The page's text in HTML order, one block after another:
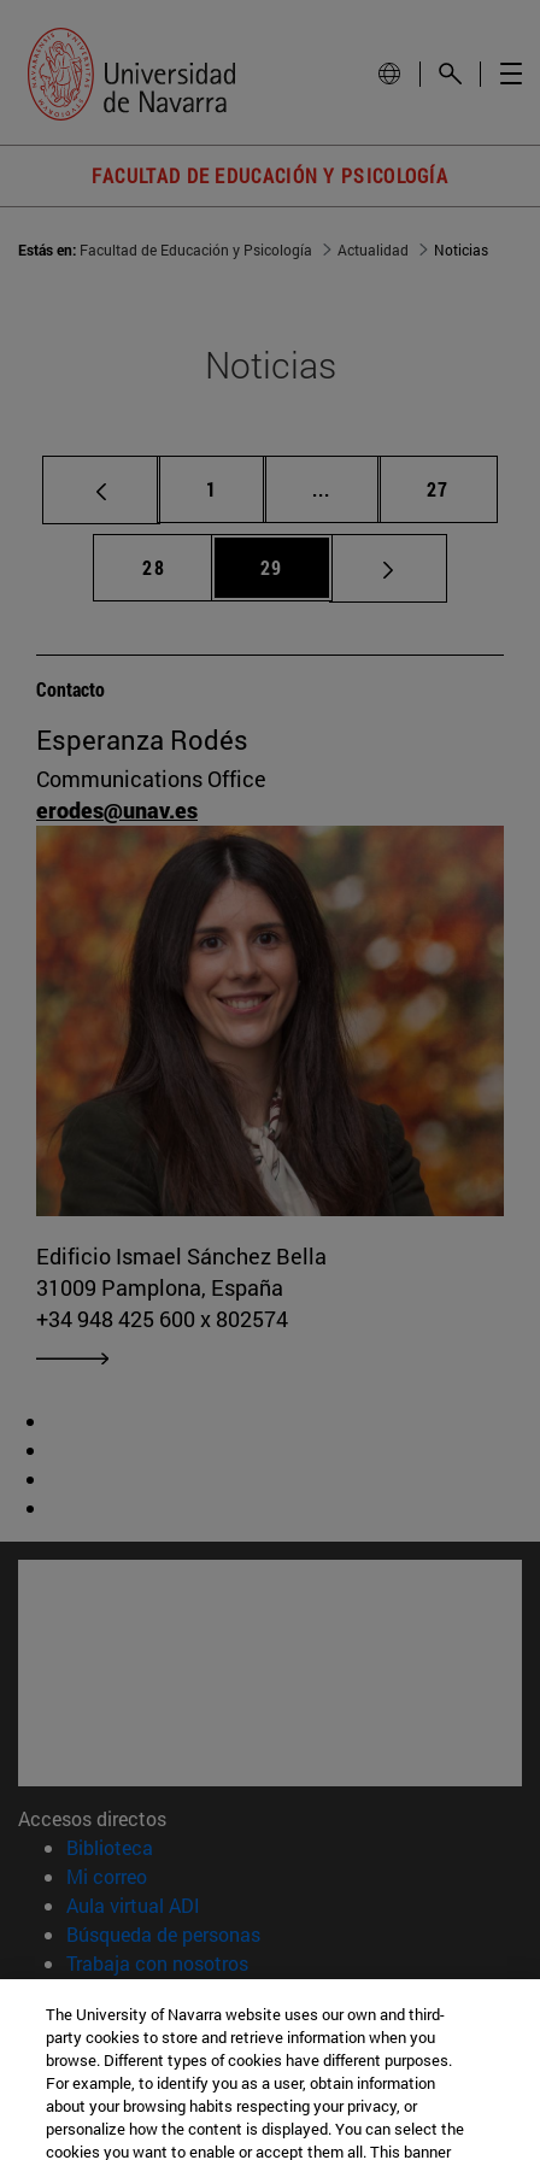
FACULTAD DE EDUCACIÓN Y PSICOLOGÍA
Estás en: Facultad de Educación y Psicología Actualidad Noticias
Noticias
Página
1 ... Páginas intermedias
Página
27
Página
28 Página
29
Contacto
Esperanza Rodés
Communications Office
erodes@unav.es
Edificio Ismael Sánchez Bella
31009 Pamplona, España
+34 948 425 600 x 802574
Accesos directos
Biblioteca
Mi correo(abre en nueva ventana)
Aula virtual ADI
Búsqueda de personas(abre en nueva ventana)
Trabaja con nosotros(abre en nueva ventana)
Información
TFNO +34 948 42 56 00
¿QUÉ GRADO TE INTERESA?
¿QUÉ MÁSTER TE INTERESA?
© Universidad de Navarra
The University of Navarra website uses our own and third-
party cookies to store and retrieve information when you
browse. Different types of cookies have different purposes.
For example, to identify you as a user, obtain information
about your browsing habits respecting your privacy, or
personalize how the content is displayed. You can select the
cookies you want to enable or accept them all. This banner